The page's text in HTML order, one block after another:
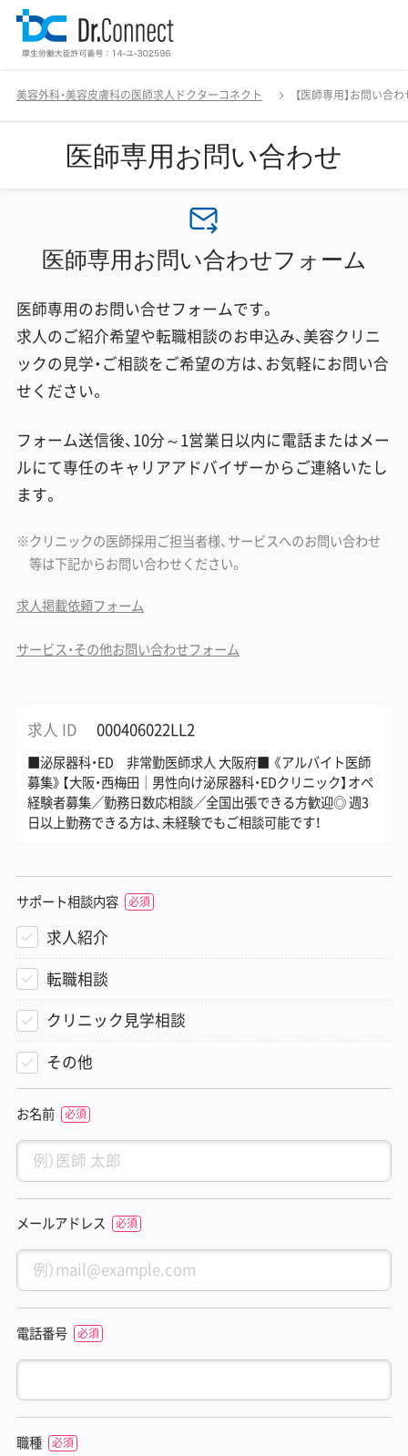
美容外科・美容皮膚科の医師求人ドクターコネクト 【医師専用】お問い合わ
医師専用お問い合わせ
医師専用お問い合わせフォーム
医師専用のお問い合せフォームです。
求人のご紹介希望や転職相談のお申込み、美容クリニ
ックの見学・ご相談をご希望の方は、お気軽にお問い合
せください。
フォーム送信後、10分～1営業日以内に電話またはメー
ルにて専任のキャリアアドバイザーからご連絡いたし
ます。
クリニックの医師採用ご担当者様、サービスへのお問い合わせ
等は下記からお問い合わせください。
求人掲載依頼フォーム
サービス・その他お問い合わせフォーム
求人 ID 000406022LL2
■泌尿器科・ED 非常勤医師求人 大阪府■ 《アルバイト医師
募集》【大阪・西梅田｜男性向け泌尿器科・EDクリニック】オペ
経験者募集／勤務日数応相談／全国出張できる方歓迎◎ 週3
日以上勤務できる方は、未経験でもご相談可能です！
サポート相談内容
求人紹介
転職相談
クリニック見学相談
その他
お名前
メールアドレス
電話番号
職種